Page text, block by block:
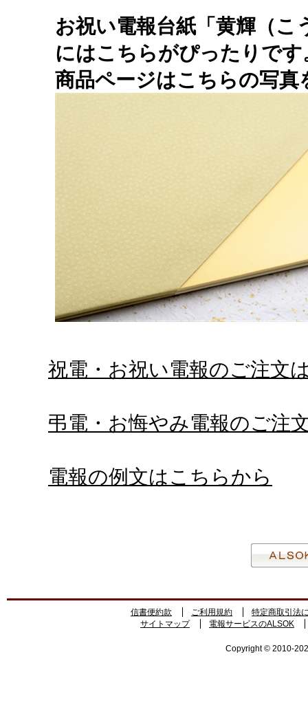
お祝い電報台紙「黄輝（こ
にはこちらがぴったりです
商品ページはこちらの写
祝電・お祝い電報のご注文
弔電・お悔やみ電報のご注
電報の例文はこちらから
信書便約款 ご利用規約
特定商取引法
サイトマップ
電報サービスのALSOK
Copyright © 2010-